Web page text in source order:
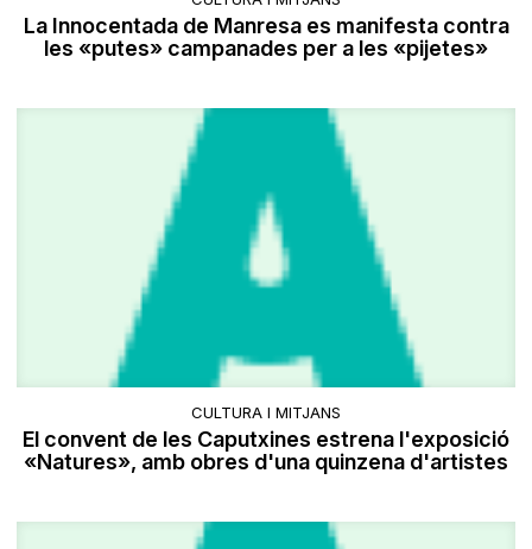
La Innocentada de Manresa es manifesta contra
les «putes» campanades per a les «pijetes»
CULTURA I MITJANS
El convent de les Caputxines estrena l'exposició
«Natures», amb obres d'una quinzena d'artistes